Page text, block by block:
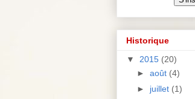
Historique
▼ 2015 (20)
► août (4)
► juillet (1)